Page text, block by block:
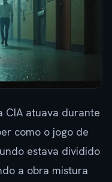
CIA atuava durante
como o jogo de
estava dividido
a obra mistura